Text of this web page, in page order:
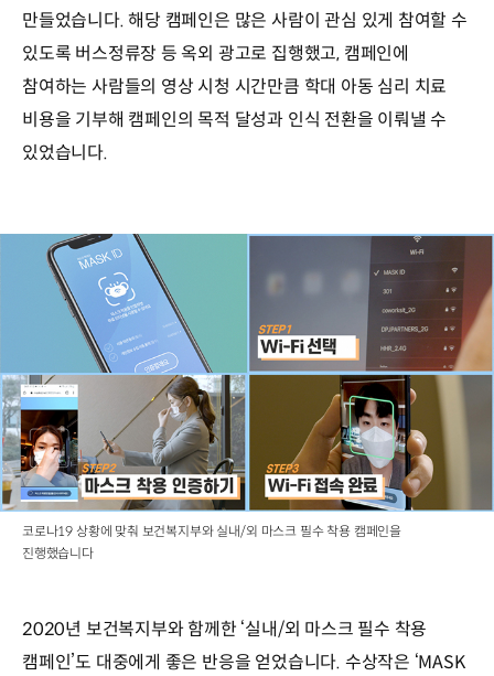
만들었습니다. 해당 캠페인은 많은 사람이 관심 있게 참여할 수
있도록 버스정류장 등 옥외 광고로 집행했고, 캠페인에
참여하는 사람들의 영상 시청 시간만큼 학대 아동 심리 치료
비용을 기부해 캠페인의 목적 달성과 인식 전환을 이뤄낼 수
있었습니다.
코로나19 상황에 맞춰 보건복지부와 실내/외 마스크 필수 착용 캠페인을
진행했습니다
2020년 보건복지부와 함께한 ‘실내/외 마스크 필수 착용
캠페인’도 대중에게 좋은 반응을 얻었습니다. 수상작은 ‘MASK